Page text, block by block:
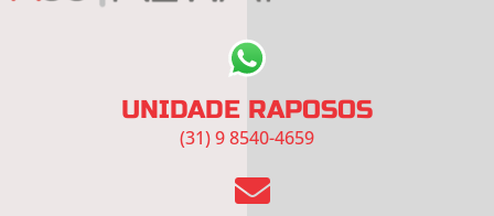
UNIDADE RAPOSOS
(31) 9 8540-4659